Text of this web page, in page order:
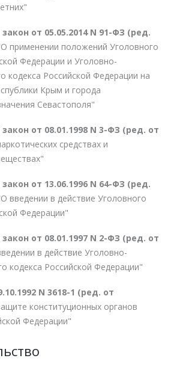
от 05.05.2014 N 91-ФЗ (ред.
применении положений Уголовного
Федерации и Уголовно-
кодекса Российской Федерации на
Крым и города
Севастополя"
от 08.01.1998 N 3-ФЗ (ред. от
средствах и
от 13.06.1996 N 64-ФЗ (ред.
введении в действие Уголовного
Федерации"
от 08.01.1997 N 2-ФЗ (ред. от
в действие Уголовно-
кодекса Российской Федерации"
N 3618-1 (ред. от
конституционных органов
Федерации"